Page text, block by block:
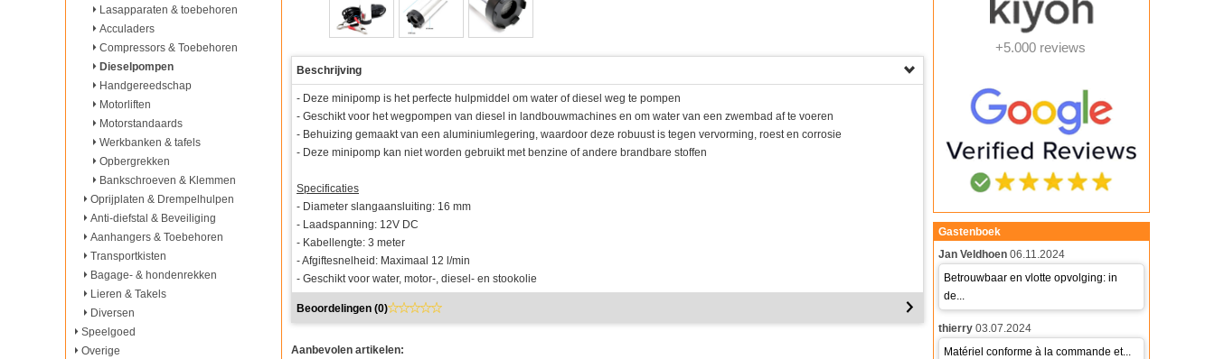
Lasapparaten & toebehoren
Acculaders
Compressors & Toebehoren
Dieselpompen
Handgereedschap
Motorliften
Motorstandaards
Werkbanken & tafels
Opbergrekken
Bankschroeven & Klemmen
Oprijplaten & Drempelhulpen
Anti-diefstal & Beveiliging
Aanhangers & Toebehoren
Transportkisten
Bagage- & hondenrekken
Lieren & Takels
Diversen
Speelgoed
Overige
Beschrijving
- Deze minipomp is het perfecte hulpmiddel om water of diesel weg te pompen
- Geschikt voor het wegpompen van diesel in landbouwmachines en om water van een zwembad af te voeren
- Behuizing gemaakt van een aluminiumlegering, waardoor deze robuust is tegen vervorming, roest en corrosie
- Deze minipomp kan niet worden gebruikt met benzine of andere brandbare stoffen
Specificaties
- Diameter slangaansluiting: 16 mm
- Laadspanning: 12V DC
- Kabellengte: 3 meter
- Afgiftesnelheid: Maximaal 12 l/min
- Geschikt voor water, motor-, diesel- en stookolie
Beoordelingen (0)
Aanbevolen artikelen:
+5.000 reviews
Gastenboek
Jan Veldhoen 06.11.2024
Betrouwbaar en vlotte opvolging: in
de...
thierry 03.07.2024
Matériel conforme à la commande et...